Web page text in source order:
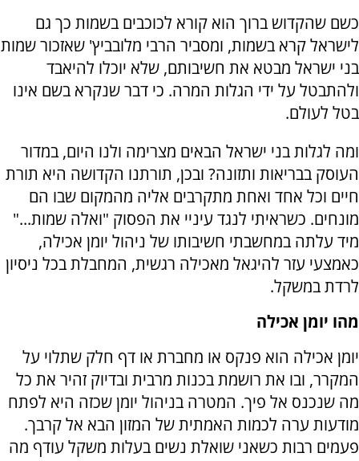
כשם שהקדוש ברוך הוא קורא לכוכבים בשמות כך גם
לישראל קרא בשמות, ומסביר הרבי מלובביץ' שאזכור שמות
בני ישראל מבטא את חשיבותם, שלא יוכלו להיאבד
ולהתבטל על ידי הגלות המרה. כי דבר שנקרא בשם אינו
בטל לעולם.
ומה לגלות בני ישראל הבאים מצרימה ולנו היום, במדור
העוסק בבריאות ותזונה? ובכן, תורתנו הקדושה היא תורת
חיים וכל אחד ואחת מתקרבים אליה מהמקום שבו הם
מונחים. כשראיתי לנגד עיניי את הפסוק "ואלה שמות..."
מיד עלתה במחשבתי חשיבותו של ניהול יומן אכילה,
כאמצעי עזר להיגאל מאכילה רגשית, המחבלת בכל ניסיון
לרדת במשקל.
מהו יומן אכילה
יומן אכילה הוא פנקס או מחברת או דף חלק שתלוי על
המקרר, ובו את רושמת בכנות מרבית ובדיוק זהיר את כל
מה שנכנס אל פיך. המטרה בניהול יומן שכזה היא לפתח
מודעות ערה לכמות האמתית של המזון הבא אל קרבך.
פעמים רבות כשאני שואלת נשים בעלות משקל עודף מה